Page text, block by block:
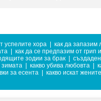
успелите хора
как да запазим
как да се предпазим от грип
зодии за брак
зимата
какво убива любовта
за есента
какво искат жените